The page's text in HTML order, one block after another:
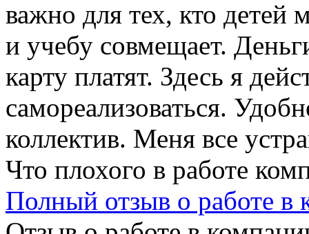
важно для тех, кто детей
и учебу совмещает.
карту платят. Здесь я
самореализоваться.
коллектив. Меня все
Что плохого в работе
Полный отзыв о работе в